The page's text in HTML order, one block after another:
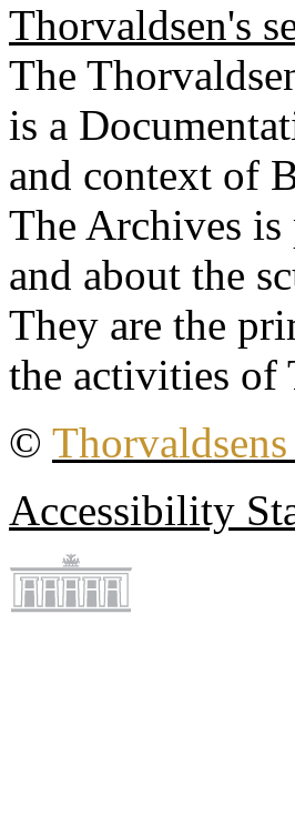
Thorvaldsen's
The
is a
and context of
The Archives
and about the
They are the
the activities of
©
Accessibility